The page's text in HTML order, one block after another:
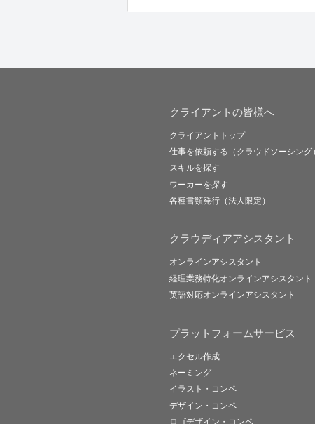
クライアントの皆様へ
クライアントトップ
仕事を依頼する（クラウドソーシング）
スキルを探す
ワーカーを探す
各種書類発行（法人限定）
クラウディアアシスタント
オンラインアシスタント
経理業務特化オンラインアシスタント
英語対応オンラインアシスタント
プラットフォームサービス
エクセル作成
ネーミング
イラスト・コンペ
デザイン・コンペ
ロゴデザイン・コンペ